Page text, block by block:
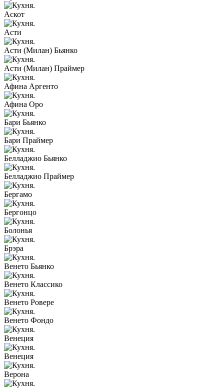
Аскот
Асти
Асти (Милан) Бьянко
Асти (Милан) Праймер
Афина Аргенто
Афина Оро
Бари Бьянко
Бари Праймер
Белладжио Бьянко
Белладжио Праймер
Бергамо
Бергонцо
Болонья
Брэра
Венето Бьянко
Венето Классико
Венето Ровере
Венето Фондо
Венеция
Венеция
Верона